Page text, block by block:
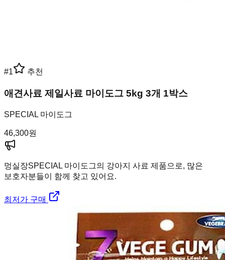
#1 추천
애견사료 제일사료 마이도그 5kg 3개 1박스
SPECIAL 마이도그
46,300원
멍실장SPECIAL 마이도그의 강아지 사료 제품으로, 많은
보호자분들이 함께 찾고 있어요.
최저가 구매